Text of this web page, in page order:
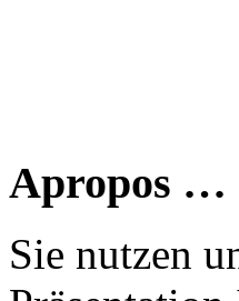
Apropos …
Sie nutzen